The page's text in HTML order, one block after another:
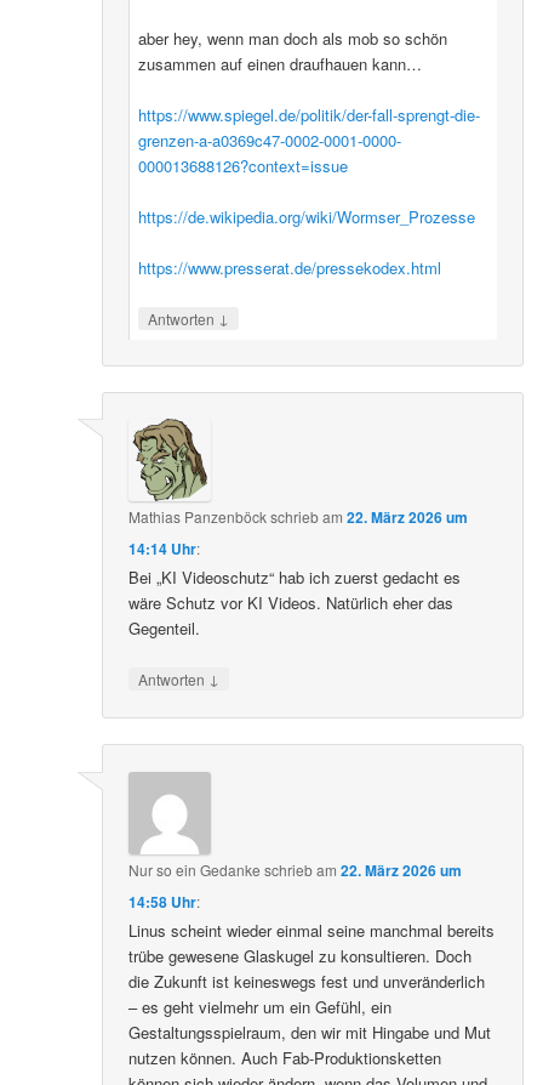
aber hey, wenn man doch als mob so schön
zusammen auf einen draufhauen kann…
https://www.spiegel.de/politik/der-fall-sprengt-die-
grenzen-a-a0369c47-0002-0001-0000-
000013688126?context=issue
https://de.wikipedia.org/wiki/Wormser_Prozesse
https://www.presserat.de/pressekodex.html
Antworten ↓
Mathias Panzenböckschriebam22. März 2026 um
14:14 Uhr:
Bei „KI Videoschutz“ hab ich zuerst gedacht es
wäre Schutz vor KI Videos. Natürlich eher das
Gegenteil.
Antworten ↓
Nur so ein Gedanke schriebam22. März 2026 um
14:58 Uhr:
Linus scheint wieder einmal seine manchmal bereits
trübe gewesene Glaskugel zu konsultieren. Doch
die Zukunft ist keineswegs fest und unveränderlich
– es geht vielmehr um ein Gefühl, ein
Gestaltungsspielraum, den wir mit Hingabe und Mut
nutzen können. Auch Fab-Produktionsketten